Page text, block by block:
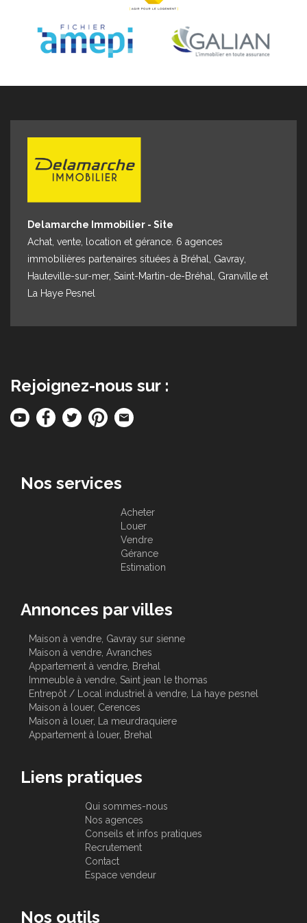
5350€ / an Prix moyens des énergies indexés sur les
informations sur les risques auxquels ce bien est
exposé sont disponibles sur le site Géorisques :
www.georisques.gouv.fr TOTAL LOYER 1494,18 € par
mois ref 8594LN Les informations sur les risques
DELAMARCHE IMMOBILIER BREHAL 02 33 91 40 41 ou
Delamarche Immobilier - Site
Achat, vente, location et gérance. 6 agences
immobilières partenaires situées à Bréhal, Gavray,
Hauteville-sur-mer, Saint-Martin-de-Bréhal, Granville et
La Haye Pesnel
Rejoignez-nous sur :
Nos services
Acheter
Louer
Vendre
Gérance
Estimation
Annonces par villes
Maison à vendre, Gavray sur sienne
Maison à vendre, Avranches
Appartement à vendre, Brehal
Immeuble à vendre, Saint jean le thomas
Entrepôt / Local industriel à vendre, La haye pesnel
Maison à louer, Cerences
Maison à louer, La meurdraquiere
Appartement à louer, Brehal
Liens pratiques
Qui sommes-nous
Nos agences
Conseils et infos pratiques
Recrutement
Contact
Espace vendeur
Nos outils